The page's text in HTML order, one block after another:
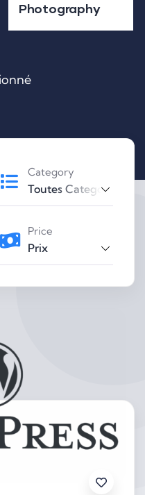
Photography
Category
Toutes Categories
Price
Prix